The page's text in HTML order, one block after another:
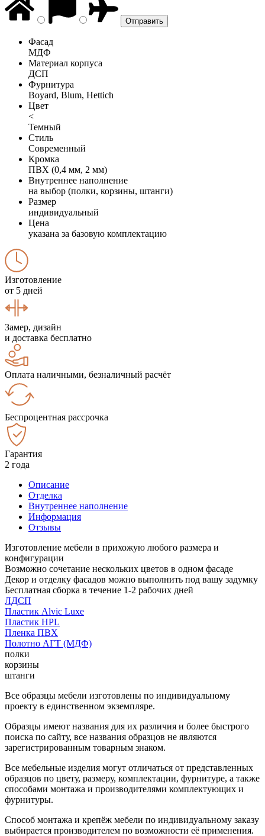
Фасад
МДФ
Материал корпуса
ДСП
Фурнитура
Boyard, Blum, Hettich
Цвет
<
Темный
Стиль
Современный
Кромка
ПВХ (0,4 мм, 2 мм)
Внутреннее наполнение
на выбор (полки, корзины, штанги)
Размер
индивидуальный
Цена
указана за базовую комплектацию
Изготовление
от 5 дней
Замер, дизайн
и доставка бесплатно
Оплата наличными, безналичный расчёт
Беспроцентная рассрочка
Гарантия
2 года
Описание
Отделка
Внутреннее наполнение
Информация
Отзывы
Изготовление мебели в прихожую любого размера и
конфигурации
Возможно сочетание нескольких цветов в одном фасаде
Декор и отделку фасадов можно выполнить под вашу задумку
Бесплатная сборка в течение 1-2 рабочих дней
ЛДСП
Пластик Alvic Luxe
Пластик HPL
Пленка ПВХ
Полотно АГТ (МДФ)
полки
корзины
штанги
Все образцы мебели изготовлены по индивидуальному
проекту в единственном экземпляре.
Образцы имеют названия для их различия и более быстрого
поиска по сайту, все названия образцов не являются
зарегистрированным товарным знаком.
Все мебельные изделия могут отличаться от представленных
образцов по цвету, размеру, комплектации, фурнитуре, а также
способами монтажа и производителями комплектующих и
фурнитуры.
Способ монтажа и крепёж мебели по индивидуальному заказу
выбирается производителем по возможности её применения.